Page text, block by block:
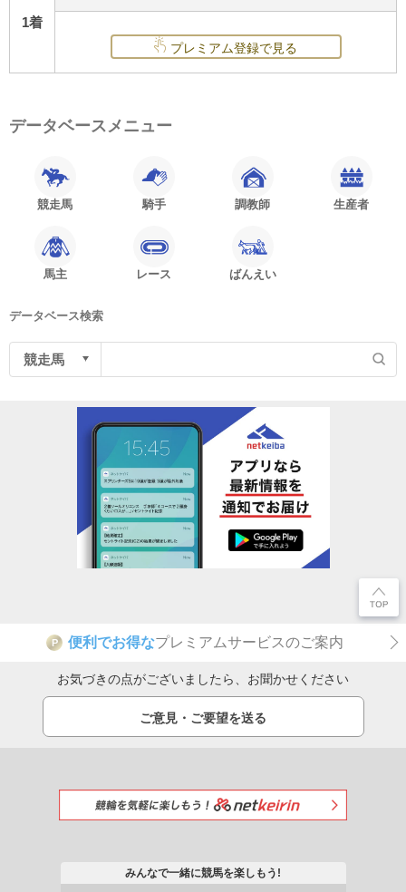
1着
プレミアム登録で見る
データベースメニュー
競走馬 騎手 調教師 生産者
馬主 レース ばんえい
データベース検索
P 便利でお得なプレミアムサービスのご案内
お気づきの点がございましたら、お聞かせください
ご意見・ご要望を送る
みんなで一緒に競馬を楽しもう!